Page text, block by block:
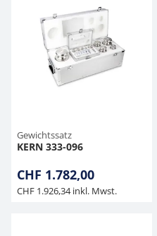
Gewichtssatz
KERN 333-096
CHF 1.782,00
CHF 1.926,34 inkl. Mwst.